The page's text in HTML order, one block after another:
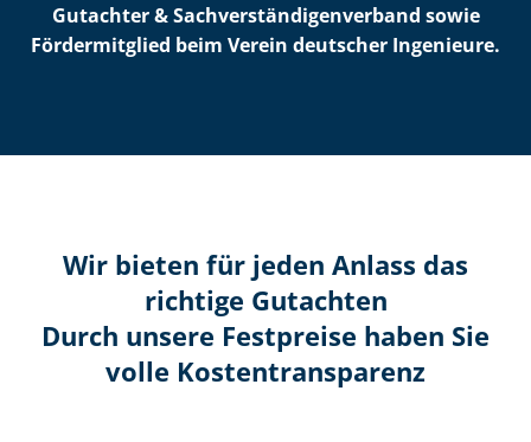
Gutachter & Sach­ver­stän­di­gen­ver­band sowie
Fördermitglied beim Verein deutscher Ingenieure.
Wir bieten für jeden Anlass das
richtige Gutachten
Durch unsere Festpreise haben Sie
volle Kosten­transparenz